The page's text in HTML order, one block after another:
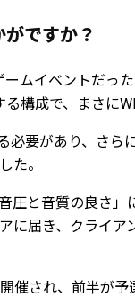
ですか？
ムイベントだっ
構成で、まさに
必要があり、さら
た。
圧と音質の良さ
に届き、クライ
催され、前半が